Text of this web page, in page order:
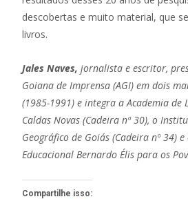
descobertas e muito material, que
livros.
Jales Naves, jornalista e escritor,
Goiana de Imprensa (AGI) em dois
(1985-1991) e integra a Academia de
Caldas Novas (Cadeira nº 30), o
Geográfico de Goiás (Cadeira nº 34)
Educacional Bernardo Élis para os
Compartilhe isso: